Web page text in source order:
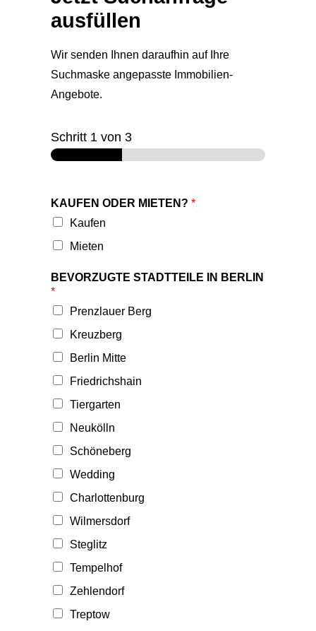
ausfüllen
Wir senden Ihnen daraufhin auf Ihre
Suchmaske angepasste Immobilien-
Angebote.
Schritt 1 von 3
KAUFEN ODER MIETEN? *
Kaufen
Mieten
BEVORZUGTE STADTTEILE IN BERLIN
*
Prenzlauer Berg
Kreuzberg
Berlin Mitte
Friedrichshain
Tiergarten
Neukölln
Schöneberg
Wedding
Charlottenburg
Wilmersdorf
Steglitz
Tempelhof
Zehlendorf
Treptow